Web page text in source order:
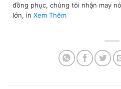
đồng phục, chúng tôi nhận may
lớn, in Xem Thêm